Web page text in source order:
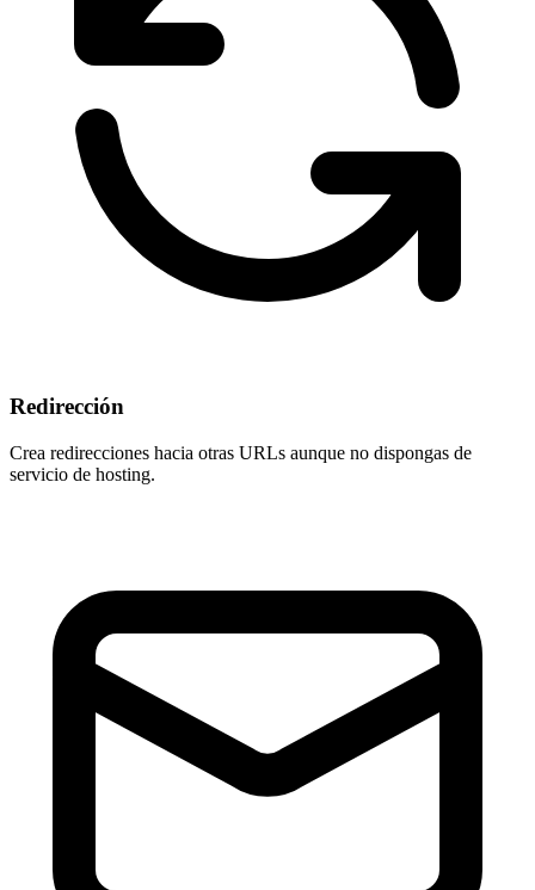
Redirección
Crea redirecciones hacia otras URLs aunque no dispongas de
servicio de hosting.